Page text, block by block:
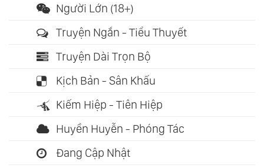
Người Lớn (18+)
Truyện Ngắn - Tiểu Thuyết
Truyện Dài Trọn Bộ
Kịch Bản - Sân Khấu
Kiếm Hiệp - Tiên Hiệp
Huyền Huyễn - Phóng Tác
Đang Cập Nhật